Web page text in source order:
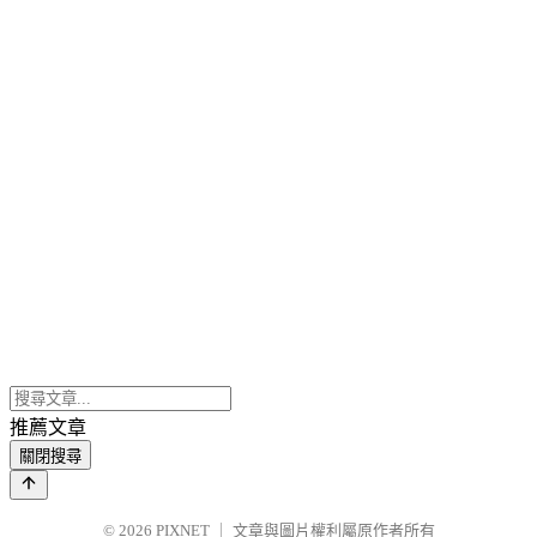
推薦文章
關閉搜尋
© 2026 PIXNET 文章與圖片權利屬原作者所有